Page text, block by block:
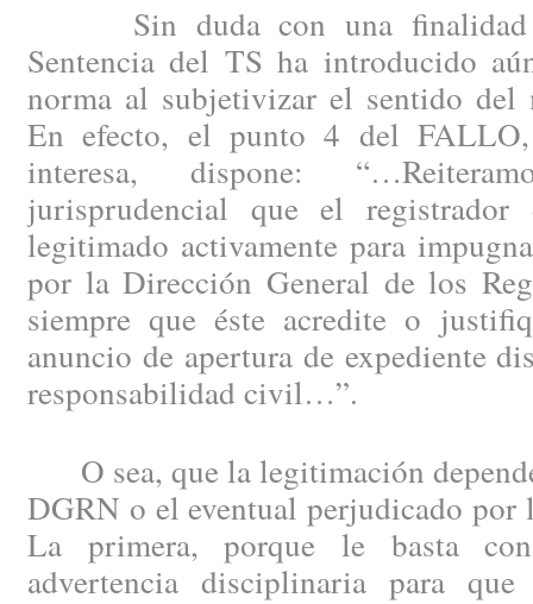
Sin duda con una finalidad
Sentencia del TS ha introducido
norma al subjetivizar el sentido del
En efecto, el punto 4 del
interesa, dispone:
jurisprudencial que el
legitimado activamente para
por la Dirección General de los
siempre que éste acredite o
anuncio de apertura de expediente
responsabilidad civil…”.
O sea, que la legitimación
DGRN o el eventual perjudicado por
La primera, porque le basta
advertencia disciplinaria para